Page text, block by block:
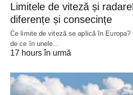
Limitele de viteză și
diferențe și consecințe
Ce limite de viteză se aplică în Europa?
de ce în unele…
17 hours în urmă